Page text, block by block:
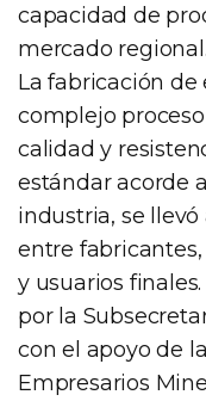
capacidad de
mercado regional.
La fabricación
complejo
calidad y
estándar acorde
industria, se
entre
y usuarios
por la
con el apoyo de
Empresarios